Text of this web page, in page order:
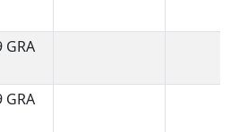
GRA
GRA